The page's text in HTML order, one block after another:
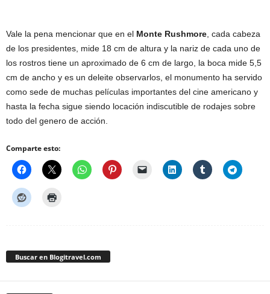
Vale la pena mencionar que en el Monte Rushmore , cada cabeza
de los presidentes, mide 18 cm de altura y la nariz de cada uno de
los rostros tiene un aproximado de 6 cm de largo, la boca mide 5,5
cm de ancho y es un deleite observarlos, el monumento ha servido
como sede de muchas películas importantes del cine americano y
hasta la fecha sigue siendo locación indiscutible de rodajes sobre
todo del genero de acción.
Comparte esto:
Buscar en Blogitravel.com